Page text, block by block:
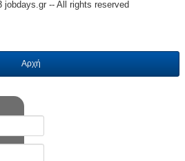
jobdays.gr -- All rights reserved
Αρχή